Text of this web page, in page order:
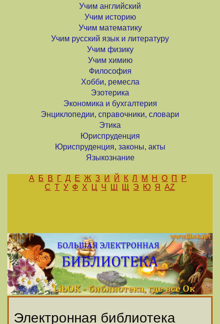
Учим английский
Учим историю
Учим математику
Учим русский язык и литературу
Учим физику
Учим химию
Философия
Хобби, ремесла
Эзотерика
Экономика и бухгалтерия
Энциклопедии, справочники, словари
Этика
Юриспруденция
Юриспруденция, законы, акты
Языкознание
А Б В Г Д Е Ж З И Й К Л М Н О П
Р
С Т У Ф Х Ц Ч Ш Щ Э Ю Я AZ
Электронная библиотека